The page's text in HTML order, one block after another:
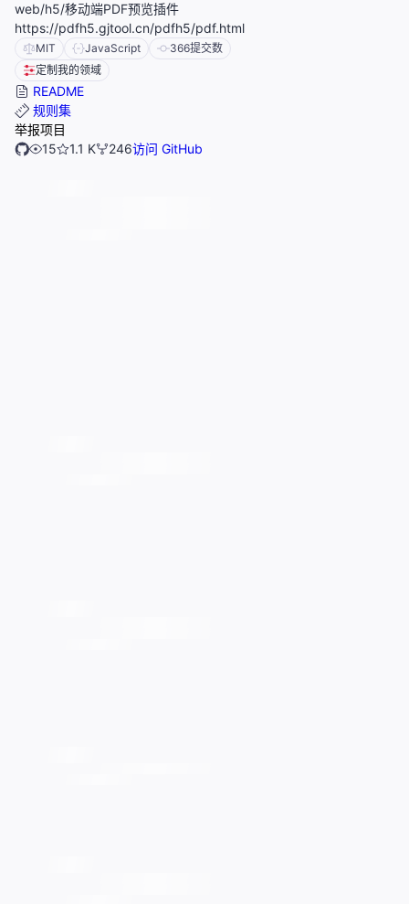
web/h5/移动端PDF预览插件
https://pdfh5.gjtool.cn/pdfh5/pdf.html
MIT JavaScript 366提交数
定制我的领域
README
规则集
举报项目
15
1.1 K 246访问 GitHub